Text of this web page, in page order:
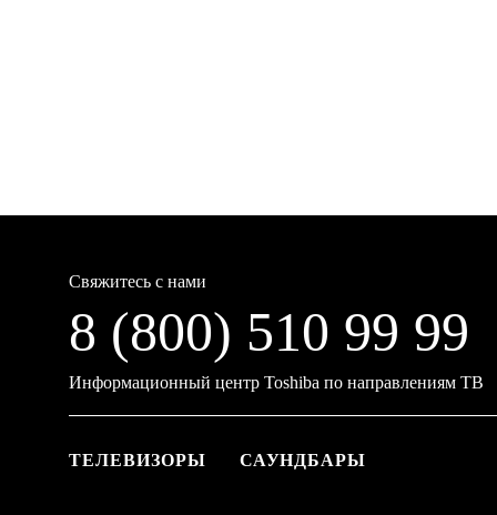
Свяжитесь с нами
8 (800) 510 99 99
Информационный центр Toshiba по направлениям ТВ
ТЕЛЕВИЗОРЫ САУНДБАРЫ